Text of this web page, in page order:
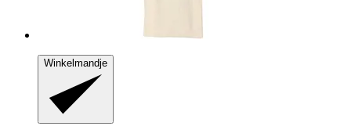
Winkelmandje